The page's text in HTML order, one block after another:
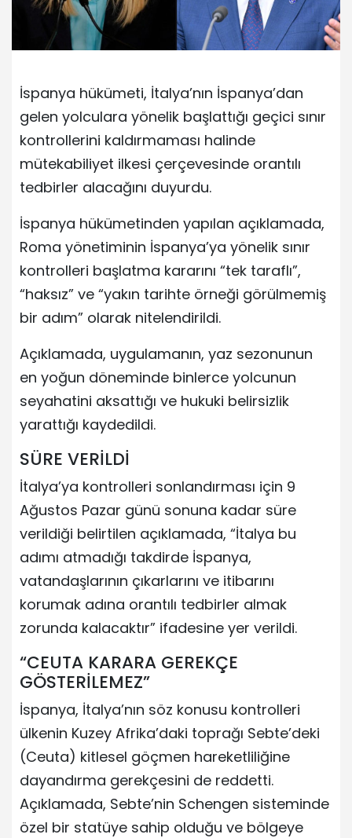
İspanya hükümeti, İtalya’nın İspanya’dan
gelen yolculara yönelik başlattığı geçici sınır
kontrollerini kaldırmaması halinde
mütekabiliyet ilkesi çerçevesinde orantılı
tedbirler alacağını duyurdu.
İspanya hükümetinden yapılan açıklamada,
Roma yönetiminin İspanya’ya yönelik sınır
kontrolleri başlatma kararını “tek taraflı”,
“haksız” ve “yakın tarihte örneği görülmemiş
bir adım” olarak nitelendirildi.
Açıklamada, uygulamanın, yaz sezonunun
en yoğun döneminde binlerce yolcunun
seyahatini aksattığı ve hukuki belirsizlik
yarattığı kaydedildi.
SÜRE VERİLDİ
İtalya’ya kontrolleri sonlandırması için 9
Ağustos Pazar günü sonuna kadar süre
verildiği belirtilen açıklamada, “İtalya bu
adımı atmadığı takdirde İspanya,
vatandaşlarının çıkarlarını ve itibarını
korumak adına orantılı tedbirler almak
zorunda kalacaktır” ifadesine yer verildi.
“CEUTA KARARA GEREKÇE
GÖSTERİLEMEZ”
İspanya, İtalya’nın söz konusu kontrolleri
ülkenin Kuzey Afrika’daki toprağı Sebte’deki
(Ceuta) kitlesel göçmen hareketliliğine
dayandırma gerekçesini de reddetti.
Açıklamada, Sebte’nin Schengen sisteminde
özel bir statüye sahip olduğu ve bölgeye